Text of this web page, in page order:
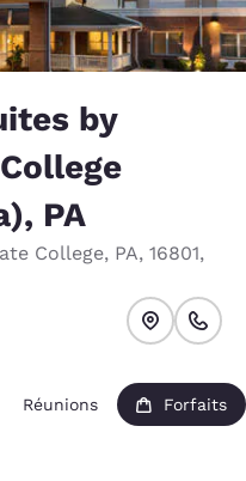
by
PA
College, PA, 16801,
Réunions Forfaits